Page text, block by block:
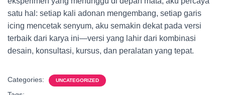
satu hal: setiap kali adonan mengembang, setiap garis
icing mencetak senyum, aku semakin dekat pada versi
terbaik dari karya ini—versi yang lahir dari kombinasi
desain, konsultasi, kursus, dan peralatan yang tepat.
Categories: UNCATEGORIZED